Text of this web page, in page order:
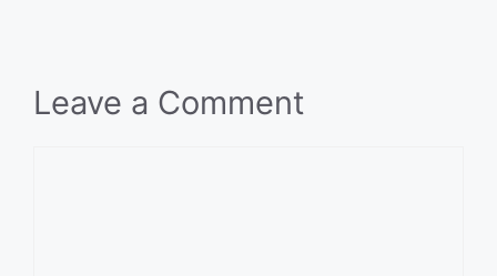
Leave a Comment